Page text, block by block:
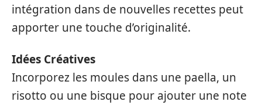
intégration dans de nouvelles recettes peut
apporter une touche d’originalité.
Idées Créatives
Incorporez les moules dans une paella, un
risotto ou une bisque pour ajouter une note